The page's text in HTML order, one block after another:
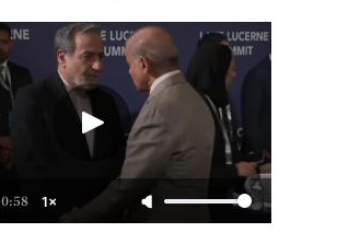
0:58 1×